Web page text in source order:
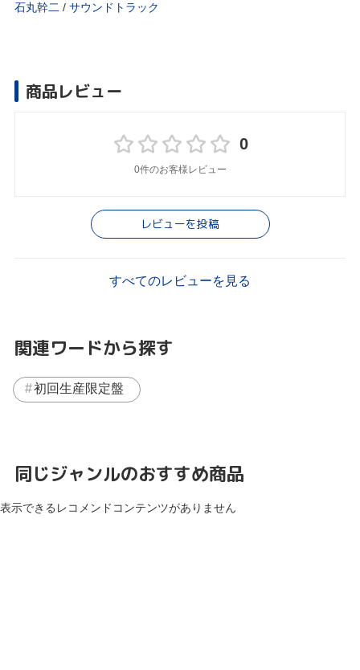
石丸幹二 / サウンドトラック
商品レビュー
0
0件のお客様レビュー
レビューを投稿
すべてのレビューを見る
関連ワードから探す
初回生産限定盤
同じジャンルのおすすめ商品
表示できるレコメンドコンテンツがありません